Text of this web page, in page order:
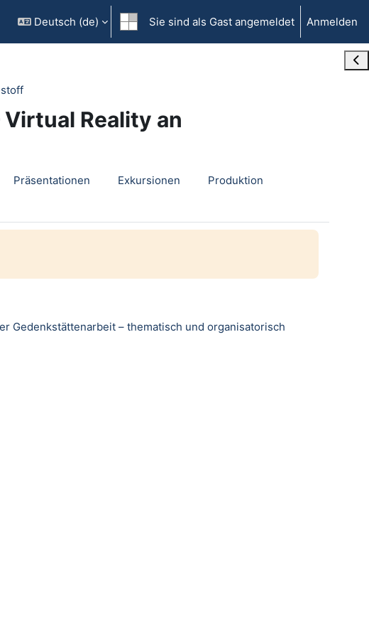
Deutsch ‎(de)‎ Sie sind als Gast angemeldet Anmelden
Reality an
Präsentationen Exkursionen Produktion
Gedenkstättenarbeit – thematisch und organisatorisch